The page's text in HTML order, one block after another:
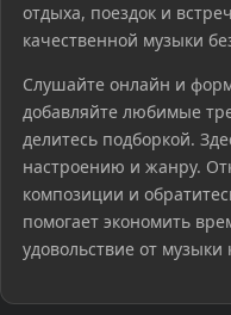
отдыха, поездок и
качественной музыки
Слушайте онлайн и
добавляйте любимые
делитесь подборкой.
настроению и жанру.
композиции и
помогает экономить
удовольствие от